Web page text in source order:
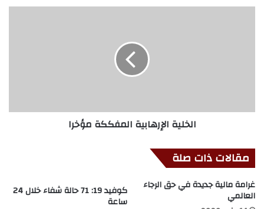
الخلية الإرهابية المفككة مؤخرا
مقالات ذات صلة
غرامة مالية جديدة في حق الرجاء
العالمي كوفيد 19: 71 حالة شفاء خلال 24
ساعة